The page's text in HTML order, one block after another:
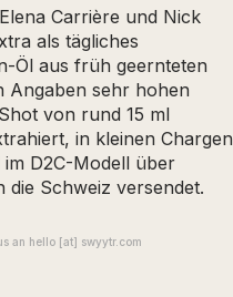
Carrière und Nick
als tägliches
Öl aus früh geernteten
Angaben sehr hohen
von rund 15 ml
in kleinen Chargen
D2C-Modell über
die Schweiz versendet.
an hello [at] swyytr.com